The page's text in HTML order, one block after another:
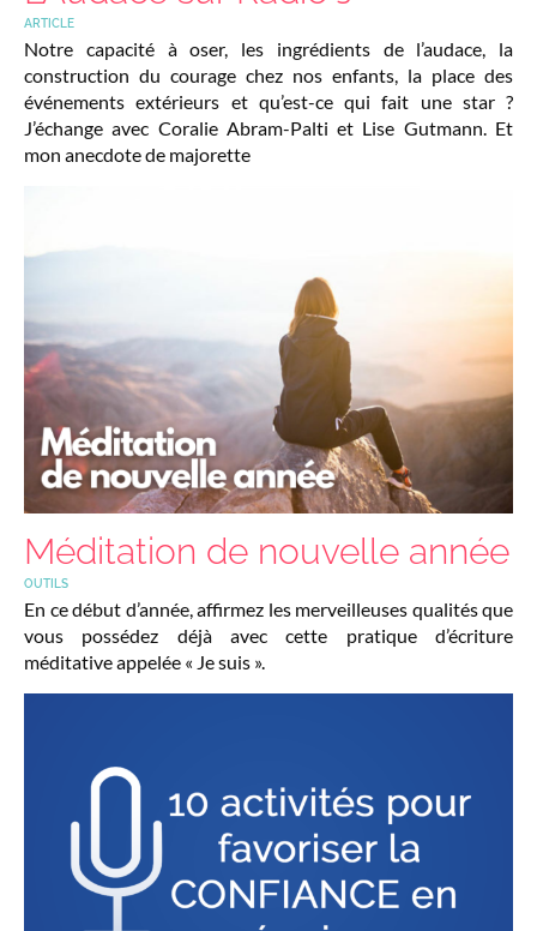
ARTICLE
Notre capacité à oser, les ingrédients de l’audace, la
construction du courage chez nos enfants, la place des
événements extérieurs et qu’est-ce qui fait une star ?
J’échange avec Coralie Abram-Palti et Lise Gutmann. Et
mon anecdote de majorette
Méditation de nouvelle année
OUTILS
En ce début d’année, affirmez les merveilleuses qualités que
vous possédez déjà avec cette pratique d’écriture
méditative appelée « Je suis ».